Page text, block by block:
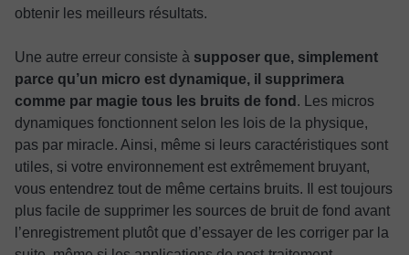
obtenir les meilleurs résultats.
Une autre erreur consiste à supposer que, simplement
parce qu’un micro est dynamique, il supprimera
comme par magie tous les bruits de fond . Les micros
dynamiques fonctionnent selon les lois de la physique,
pas par miracle. Ainsi, même si leurs caractéristiques sont
utiles, si votre environnement est extrêmement bruyant,
vous entendrez tout de même certains bruits. Il est toujours
plus facile de supprimer les sources de bruit de fond avant
l’enregistrement plutôt que d’essayer de les corriger par la